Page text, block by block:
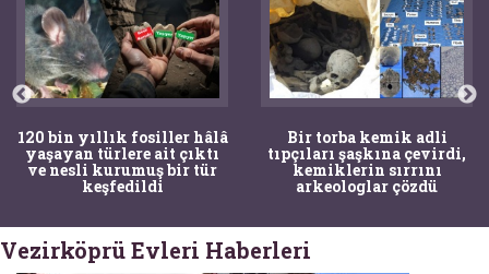
120 bin yıllık fosiller hâlâ
yaşayan türlere ait çıktı
ve nesli kurumuş bir tür
keşfedildi
Bir torba kemik adli
tıpçıları şaşkına çevirdi,
kemiklerin sırrını
arkeologlar çözdü
Vezirköprü Evleri Haberleri